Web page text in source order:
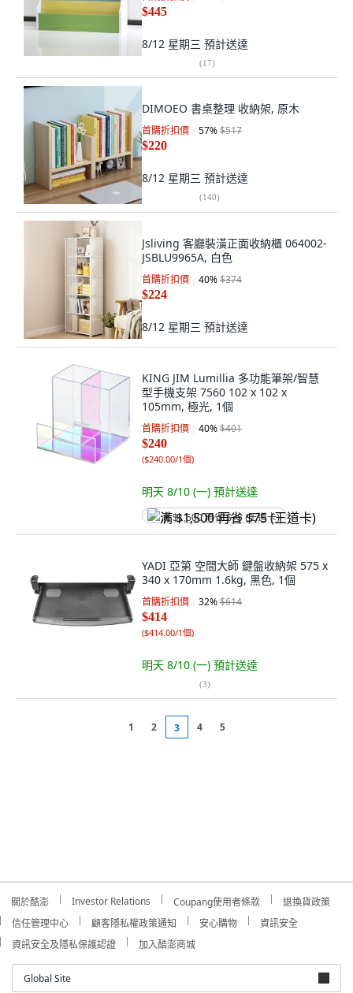
$445
8/12 星期三 預計送達
(17)
DIMOEO 書桌整理 收納架, 原木
首購折扣價 57%$517
$220
8/12 星期三 預計送達
(140)
Jsliving 客廳裝潢正面收納櫃 064002-
JSBLU9965A, 白色
首購折扣價 40%$374
$224
8/12 星期三 預計送達
KING JIM Lumillia 多功能筆架/智慧
型手機支架 7560 102 x 102 x
105mm, 極光, 1個
首購折扣價 40%$401
$240
($240.00/1個)
明天 8/10 (一) 預計送達
满 $1,500 再省 $75 (王道卡)
YADI 亞第 空間大師 鍵盤收納架 575 x
340 x 170mm 1.6kg, 黑色, 1個
首購折扣價 32%$614
$414
($414.00/1個)
明天 8/10 (一) 預計送達
(3)
1 2 3 4 5
關於酷澎 Investor Relations Coupang使用者條款
退換貨政策
信任管理中心
顧客隱私權政策通知 安心購物
資訊安全
資訊安全及隱私保護認證
加入酷澎商城
Global Site